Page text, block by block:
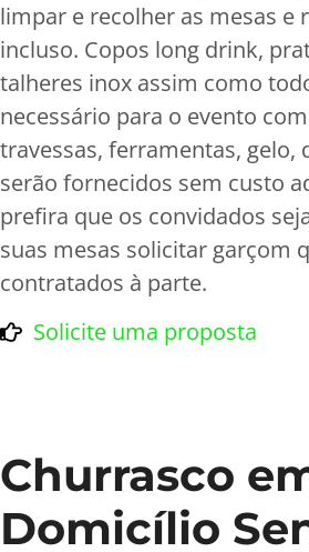
limpar e recolher as mesas e
incluso. Copos long drink,
talheres inox assim como
necessário para o evento
travessas, ferramentas, gelo,
serão fornecidos sem custo
prefira que os convidados
suas mesas solicitar garçom
contratados à parte.
Solicite uma proposta
Churrasco
Domicílio